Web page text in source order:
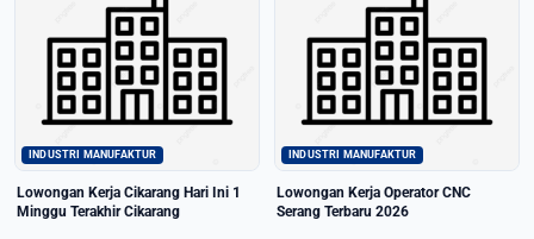
INDUSTRI MANUFAKTUR
Lowongan Kerja Cikarang Hari Ini 1
Minggu Terakhir Cikarang
INDUSTRI MANUFAKTUR
Lowongan Kerja Operator CNC
Serang Terbaru 2026